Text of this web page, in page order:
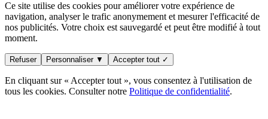
Ce site utilise des cookies pour améliorer votre expérience de
navigation, analyser le trafic anonymement et mesurer l'efficacité de
nos publicités. Votre choix est sauvegardé et peut être modifié à tout
moment.
Refuser Personnaliser ▼ Accepter tout ✓
En cliquant sur « Accepter tout », vous consentez à l'utilisation de
tous les cookies. Consulter notre Politique de confidentialité.